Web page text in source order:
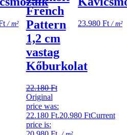
/ m²
French
Pattern
1,2 cm
vastag
Kőburkolat
22.180Ft
Original
price was:
22.180 Ft.20.980 FtCurrent
price is:
23.980 Ft/ m²